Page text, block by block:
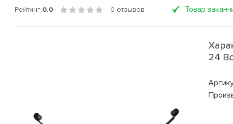
Рейтинг 0.0 0 отзывов Товар
24